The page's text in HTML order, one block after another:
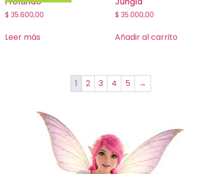
$ 35.600,00
Leer más
$ 35.000,00
Añadir al carrito
1 2 3 4 5 →